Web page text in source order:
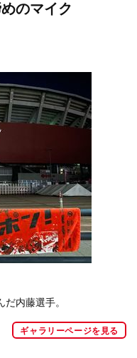
のマイク
内藤選手。
ギャラリーページを見る